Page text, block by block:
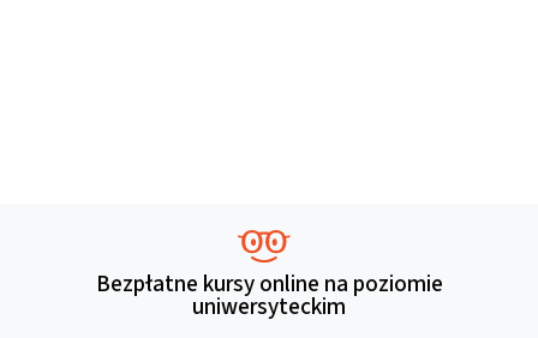
Bezpłatne kursy online na poziomie
uniwersyteckim